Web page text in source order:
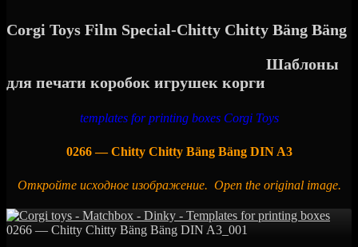
Corgi Toys Film Special-Chitty Chitty Bäng Bäng
Шаблоны
для печати коробок игрушек корги
templates for printing boxes Corgi Toys
0266 — Chitty Chitty Bäng Bäng DIN A3
Откройте исходное изображение. Open the original image.
0266 — Chitty Chitty Bäng Bäng DIN A3_001